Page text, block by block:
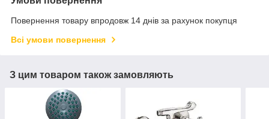
Повернення товару впродовж 14 днів за рахунок покупця
Всі умови повернення
З цим товаром також замовляють